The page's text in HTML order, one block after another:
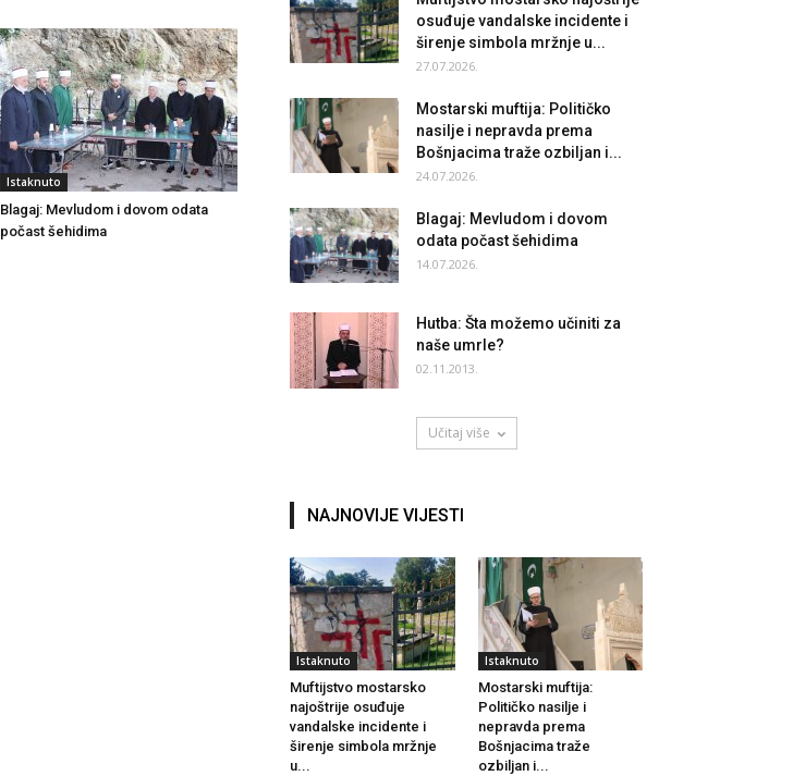
Istaknuto
Blagaj: Mevludom i dovom odata
počast šehidima
osuđuje vandalske incidente i
širenje simbola mržnje u...
27.07.2026.
Mostarski muftija: Političko
nasilje i nepravda prema
Bošnjacima traže ozbiljan i...
24.07.2026.
Blagaj: Mevludom i dovom
odata počast šehidima
14.07.2026.
Hutba: Šta možemo učiniti za
naše umrle?
02.11.2013.
Učitaj više
NAJNOVIJE VIJESTI
Istaknuto
Muftijstvo mostarsko
najoštrije osuđuje
vandalske incidente i
širenje simbola mržnje
u...
Istaknuto
Mostarski muftija:
Političko nasilje i
nepravda prema
Bošnjacima traže
ozbiljan i...